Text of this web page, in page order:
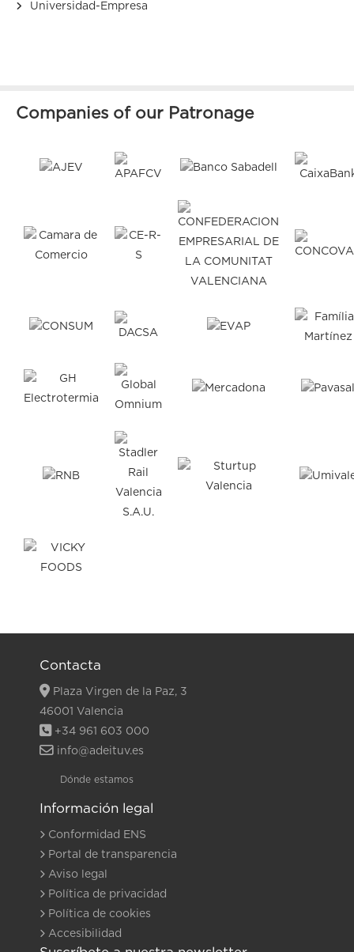
Universidad-Empresa
Companies of our Patronage
Contacta
Plaza Virgen de la Paz, 3
46001 Valencia
+34 961 603 000
info@adeituv.es
Dónde estamos
Información legal
Conformidad ENS
Portal de transparencia
Aviso legal
Política de privacidad
Política de cookies
Accesibilidad